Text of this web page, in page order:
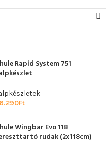
Rapid System 751
Ft
Wingbar Evo 118
rudak (2x118cm)